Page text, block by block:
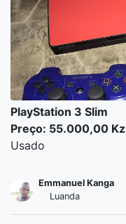
PlayStation 3 Slim
Preço: 55.000,00 Kz
Usado
Emmanuel Kanga
Luanda